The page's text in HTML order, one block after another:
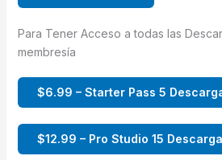
Para Tener Acceso a todas las
membresía
$6.99 – Starter Pass 5
$12.99 – Pro Studio 15